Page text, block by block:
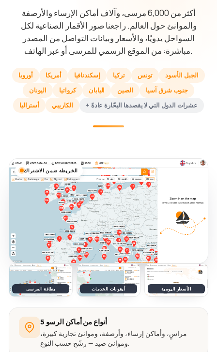
أكثر من 6,000 مرسى، وآلاف أماكن الإرساء والأرصفة
والموانئ حول العالم. راجعنا صور الأقمار الصناعية لكل
السواحل يدويًا، والأسعار وبيانات التواصل من المصدر
مباشرة: من الموقع الرسمي للمرسى أو عبر الهاتف.
أوروبا أمريكا إسكندنافيا تركيا تونس
الجبل الأسود
اليونان
كرواتيا اليابان الصين
جنوب شرق آسيا
أستراليا
الكاريبي + عشرات الدول التي لا يقصدها البحّارة عادةً
الخريطة ضمن الاشتراك
بطاقة المرسى أيقونات الخدمات الأسعار اليومية
5 أنواع من أماكن الرسو
مراسٍ، وأماكن إرساء، وأرصفة، وموانئ تجارية كبيرة،
وموانئ صيد — رشّح حسب النوع.